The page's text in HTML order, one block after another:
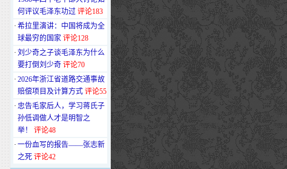
何评议毛泽东功过 评论183
· 希拉里演讲：中国将成为全
球最穷的国家 评论128
· 刘少奇之子谈毛泽东为什么
要打倒刘少奇 评论70
· 2026年浙江省道路交通事故
赔偿项目及计算方式 评论55
· 忠告毛家后人，学习蒋氏子
孙低调做人才是明智之
举！
评论48
· 一份血写的报告——张志新
之死 评论42